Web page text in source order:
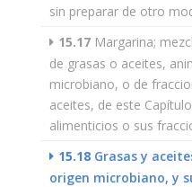
sin preparar de otro
15.17 Margarina;
de grasas o aceites,
microbiano, o de
aceites, de este
alimenticios o sus
15.18 Grasas y
origen microbiano, y